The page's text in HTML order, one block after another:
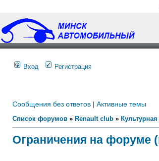
Вход Регистрация
Сообщения без ответов | Активные темы
Список форумов » Renault club »
Ограничения на форуме